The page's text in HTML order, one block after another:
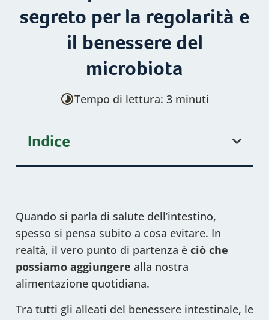
segreto per la regolarità e
il benessere del
microbiota
Tempo di lettura: 3 minuti
Indice
Quando si parla di salute dell’intestino,
spesso si pensa subito a cosa evitare. In
realtà, il vero punto di partenza è ciò che
possiamo aggiungere alla nostra
alimentazione quotidiana.
Tra tutti gli alleati del benessere intestinale, le